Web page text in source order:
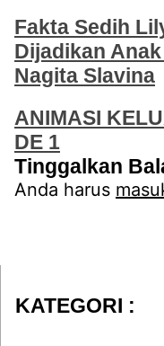
Fakta Sedih
Dijadikan
Nagita Slavina
ANIMASI
DE 1
Tinggalkan
Anda harus
KATEGORI :